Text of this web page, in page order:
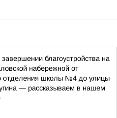
благоустройства на
набережной от
отделения школы №4 до улицы
— рассказываем в нашем